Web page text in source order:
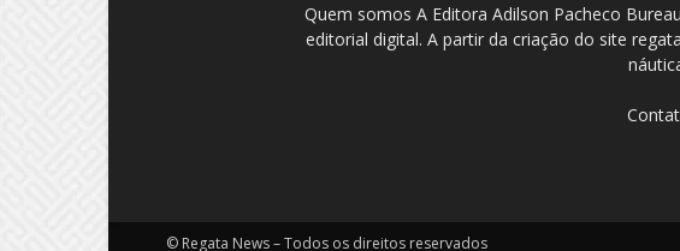
Quem somos A Editora Adilson Pacheco
editorial digital. A partir da criação do site
© Regata News – Todos os direitos reservados